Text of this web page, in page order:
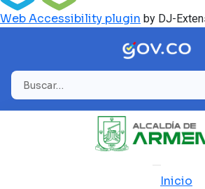
Web Accessibility plugin by DJ-
Buscar
Inicio